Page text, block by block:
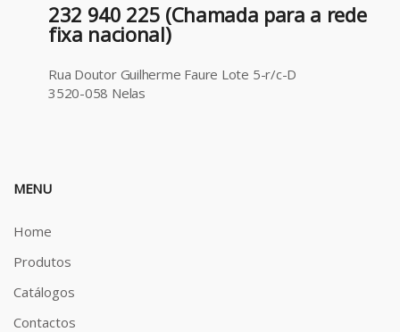
232 940 225 (Chamada para a rede
fixa nacional)
Rua Doutor Guilherme Faure Lote 5-r/c-D
3520-058 Nelas
MENU
Home
Produtos
Catálogos
Contactos